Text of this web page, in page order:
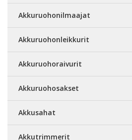
Akkuruohonilmaajat
Akkuruohonleikkurit
Akkuruohoraivurit
Akkuruohosakset
Akkusahat
Akkutrimmerit